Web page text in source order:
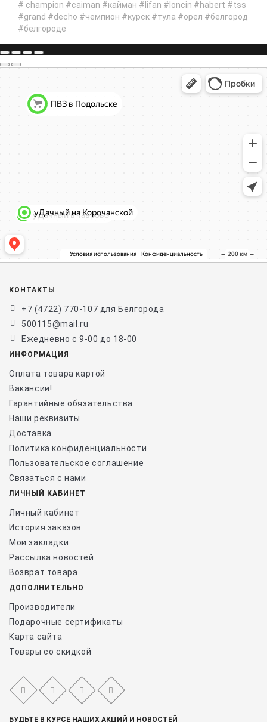
# champion #caiman #кайман #lifan #loncin #habert #tss
#grand #decho #чемпион #курск #тула #орел #белгород
#белгороде
КОНТАКТЫ
+7 (4722) 770-107 для Белгорода
500115@mail.ru
Ежедневно с 9-00 до 18-00
ИНФОРМАЦИЯ
Оплата товара картой
Вакансии!
Гарантийные обязательства
Наши реквизиты
Доставка
Политика конфиденциальности
Пользовательское соглашение
Связаться с нами
ЛИЧНЫЙ КАБИНЕТ
Личный кабинет
История заказов
Мои закладки
Рассылка новостей
Возврат товара
ДОПОЛНИТЕЛЬНО
Производители
Подарочные сертификаты
Карта сайта
Товары со скидкой
БУДЬТЕ В КУРСЕ НАШИХ АКЦИЙ И НОВОСТЕЙ